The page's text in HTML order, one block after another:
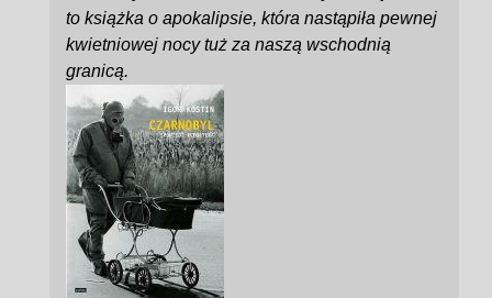
to książka o apokalipsie, która nastąpiła pewnej
kwietniowej nocy tuż za naszą wschodnią
granicą.